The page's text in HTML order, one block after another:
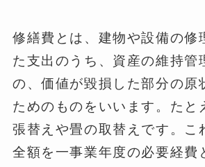
修繕費とは、建物や設備の修
た支出のうち、資産の維持管
の、価値が毀損した部分の原
ためのものをいいます。たと
張替えや畳の取替えです。こ
全額を一事業年度の必要経費